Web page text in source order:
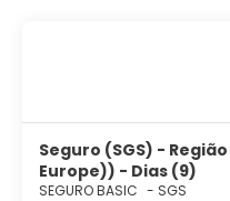
Seguro (SGS) -
Europe)) - Dias (9)
SEGURO BASIC - SGS